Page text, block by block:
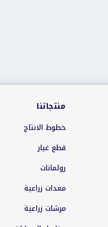
منتجاتنا
خطوط الانتاج
قطع غيار
رولمانات
معدات زراعية
مرشات زراعية